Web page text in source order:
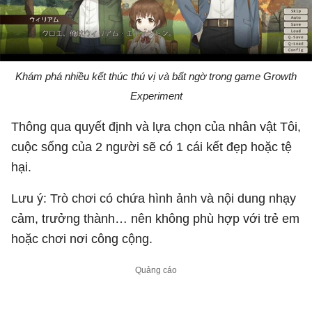
Khám phá nhiều kết thúc thú vị và bất ngờ trong game Growth
Experiment
Thông qua quyết định và lựa chọn của nhân vật Tôi,
cuộc sống của 2 người sẽ có 1 cái kết đẹp hoặc tệ
hại.
Lưu ý: Trò chơi có chứa hình ảnh và nội dung nhạy
cảm, trưởng thành… nên không phù hợp với trẻ em
hoặc chơi nơi công cộng.